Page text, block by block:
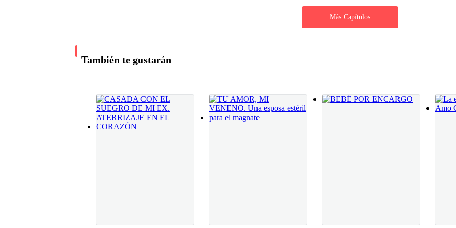
Larry era un señor de unos cincuenta años, que la vida lo había tratado muy mal o sus hábitos de salud eran
que necesitas que te ayude? —cuestionó con el ceño fruncido y solo me quedó asentir. —Mi
club más famoso está perdiendo prestigio y todo eso. Los demás alrededor están usando mis
propias técnicas para mejorar el de ellos. Necesito que vayas conmigo, lo observes de cerca
de casa, pero no esta vez, no iba a permitir que pusiera sus excusas baratas otras vez para
Más Capítulos
También te gustarán